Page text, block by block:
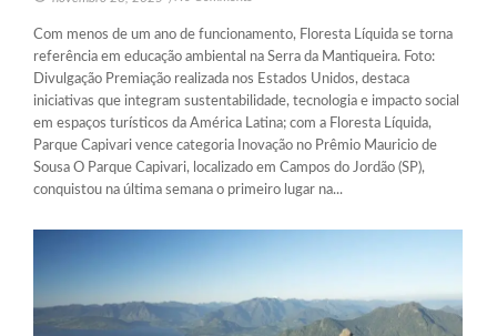
Com menos de um ano de funcionamento, Floresta Líquida se torna
referência em educação ambiental na Serra da Mantiqueira. Foto:
Divulgação Premiação realizada nos Estados Unidos, destaca
iniciativas que integram sustentabilidade, tecnologia e impacto social
em espaços turísticos da América Latina; com a Floresta Líquida,
Parque Capivari vence categoria Inovação no Prêmio Mauricio de
Sousa O Parque Capivari, localizado em Campos do Jordão (SP),
conquistou na última semana o primeiro lugar na...